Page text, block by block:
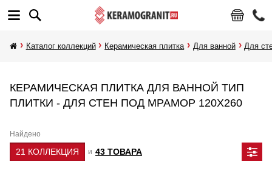
Каталог коллекций Керамическая плитка Для ванной Для
КЕРАМИЧЕСКАЯ ПЛИТКА ДЛЯ ВАННОЙ ТИП
ПЛИТКИ - ДЛЯ СТЕН ПОД МРАМОР 120Х260
Найдено
21 КОЛЛЕКЦИЯ и 43 ТОВАРА